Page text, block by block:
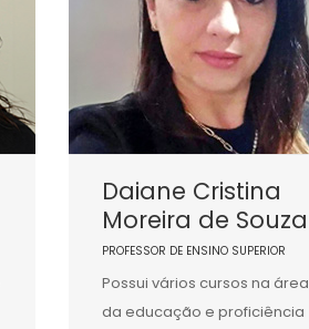
Daiane Cristina
Moreira de Souza
PROFESSOR DE ENSINO SUPERIOR
Possui vários cursos na área
da educação e proficiência